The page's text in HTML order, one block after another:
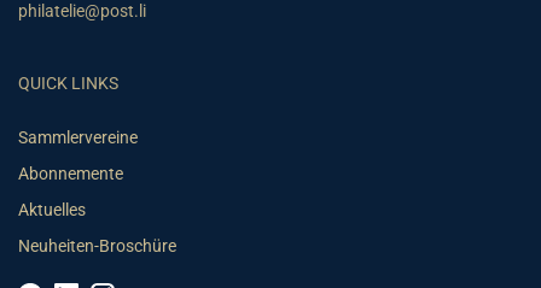
philatelie@post.li
QUICK LINKS
Sammlervereine
Abonnemente
Aktuelles
Neuheiten-Broschüre